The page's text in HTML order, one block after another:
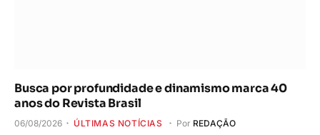
Busca por profundidade e dinamismo marca 40
anos do Revista Brasil
06/08/2026 ÚLTIMAS NOTÍCIAS Por REDAÇÃO